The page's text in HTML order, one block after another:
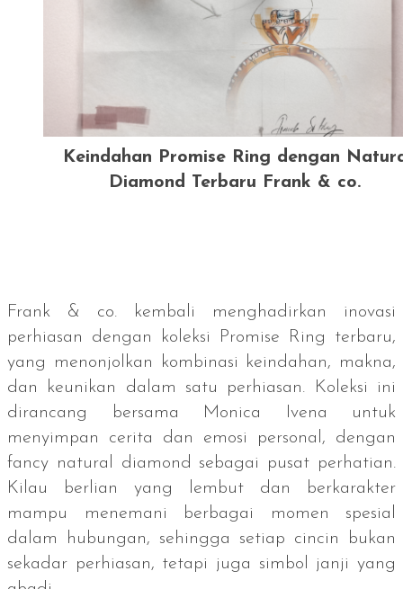
Keindahan Promise Ring dengan
Diamond Terbaru Frank & co.
Frank & co. kembali menghadirkan inovasi
perhiasan dengan koleksi Promise Ring terbaru,
yang menonjolkan kombinasi keindahan, makna,
dan keunikan dalam satu perhiasan. Koleksi ini
dirancang bersama Monica Ivena untuk
menyimpan cerita dan emosi personal, dengan
fancy natural diamond sebagai pusat perhatian.
Kilau berlian yang lembut dan berkarakter
mampu menemani berbagai momen spesial
dalam hubungan, sehingga setiap cincin bukan
sekadar perhiasan, tetapi juga simbol janji yang